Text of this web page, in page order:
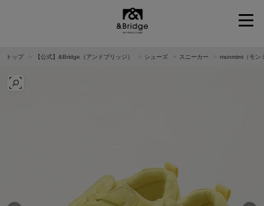
トップ 【公式】&Bridge（アンドブリッジ） シューズ スニーカー monmimi（モン